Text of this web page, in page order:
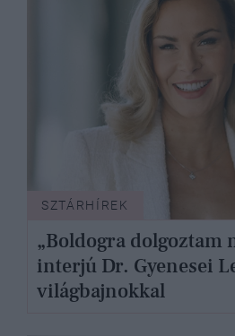
SZTÁRHÍREK
„Boldogra dolgoztam
interjú Dr. Gyenesei
világbajnokkal